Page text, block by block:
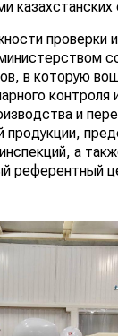
казахстанских
проверки
в которую
и
продукции,
а
референтный